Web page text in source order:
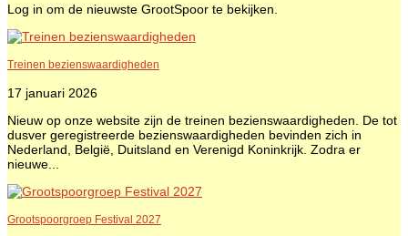
Log in om de nieuwste GrootSpoor te bekijken.
Treinen bezienswaardigheden
17 januari 2026
Nieuw op onze website zijn de treinen bezienswaardigheden. De tot
dusver geregistreerde bezienswaardigheden bevinden zich in
Nederland, België, Duitsland en Verenigd Koninkrijk. Zodra er
nieuwe...
Grootspoorgroep Festival 2027